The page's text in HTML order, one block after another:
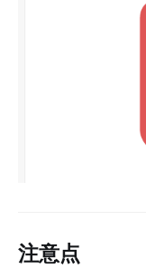
注意点